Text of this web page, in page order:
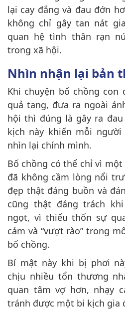
lại cay đắng và đau đớn
không chỉ gây tan nát
quan hệ tình thân rạn
trong xã hội.
Nhìn nhận lại bản
Khi chuyện bố chồng
quả tang, đưa ra ngoài
hội thì đúng là gây ra
kịch này khiến mỗi
nhìn lại chính mình.
Bố chồng có thể chỉ vì
đã không cầm lòng nổi
đẹp thật đáng buồn và
cũng thật đáng trách
ngọt, vì thiếu thốn sự
cảm và “vượt rào” trong
bố chồng.
Bí mật này khi bị phơi
chịu nhiều tổn thương
quan tâm vợ hơn, nhạy
tránh được một bi kịch gia